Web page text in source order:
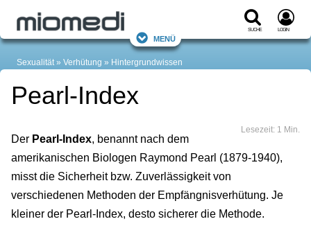
Suche Login
Menü
Sexualität Verhütung Hintergrundwissen
Pearl-Index
Lesezeit: 1 Min.
Der Pearl-Index, benannt nach dem
amerikanischen Biologen Raymond Pearl (1879-1940),
misst die Sicherheit bzw. Zuverlässigkeit von
verschiedenen Methoden der Empfängnisverhütung. Je
kleiner der Pearl-Index, desto sicherer die Methode.